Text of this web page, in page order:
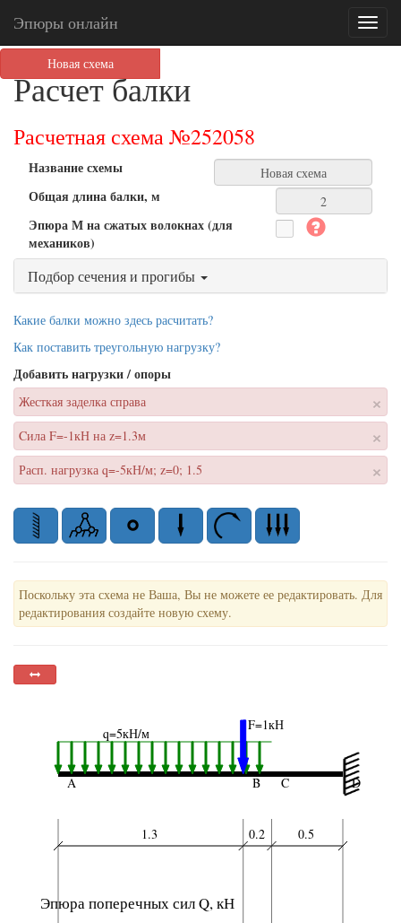
Toggle
Эпюры онлайн
Расчет балки
Расчетная схема №252058
Новая схема
Название схемы
Общая длина балки, м
Эпюра М на сжатых волокнах (для
механиков)
Подбор сечения и прогибы
Какие балки можно здесь расчитать?
Как поставить треугольную нагрузку?
Добавить нагрузки / опоры
×
Жесткая заделка справа
×
Cила F=-1кН на z=1.3м
×
Расп. нагрузка q=-5кН/м; z=0; 1.5
Поскольку эта схема не Ваша, Вы не можете ее редактировать. Для
редактирования создайте новую схему.
A B
1.3
C
0.2
D
0.5
q=5кН/м
F=1кН
Эпюра поперечных сил Q, кН